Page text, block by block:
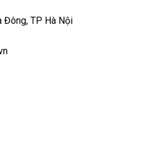
Đông, TP Hà Nội